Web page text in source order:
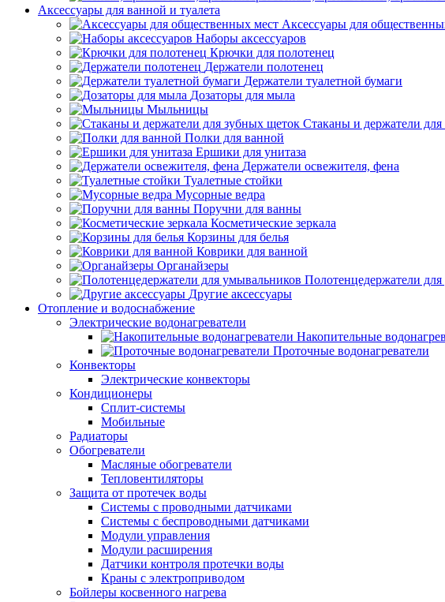
Аксессуары для ванной и туалета
Аксессуары для
Наборы аксессуаров
Крючки для полотенец
Держатели полотенец
Держатели туалетной бумаги
Дозаторы для мыла
Мыльницы
Стаканы и держатели
Полки для ванной
Ершики для унитаза
Держатели освежителя, фена
Туалетные стойки
Мусорные ведра
Поручни для ванны
Косметические зеркала
Корзины для белья
Коврики для ванной
Органайзеры
Полотенцедержатели
Другие аксессуары
Отопление и водоснабжение
Электрические водонагреватели
Накопительные
Проточные водонагреватели
Конвекторы
Электрические конвекторы
Кондиционеры
Сплит-системы
Мобильные
Радиаторы
Обогреватели
Масляные обогреватели
Тепловентиляторы
Защита от протечек воды
Системы с проводными датчиками
Системы с беспроводными датчиками
Модули управления
Модули расширения
Датчики контроля протечки воды
Краны с электроприводом
Бойлеры косвенного нагрева